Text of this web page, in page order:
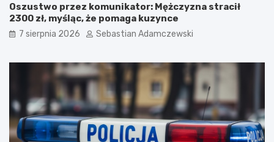
Oszustwo przez komunikator: Mężczyzna stracił
2300 zł, myśląc, że pomaga kuzynce
7 sierpnia 2026 Sebastian Adamczewski